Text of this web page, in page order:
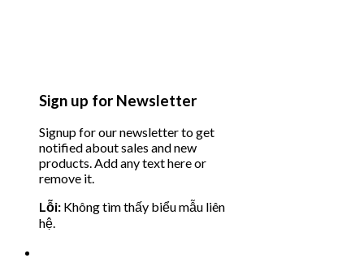
Sign up for Newsletter
Signup for our newsletter to get
notified about sales and new
products. Add any text here or
remove it.
Lỗi: Không tìm thấy biểu mẫu liên
hệ.